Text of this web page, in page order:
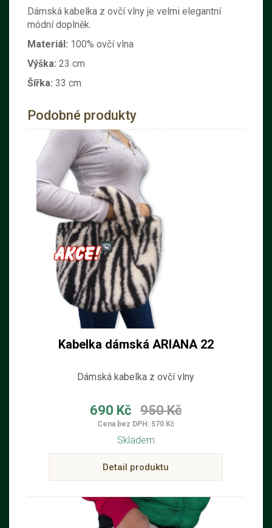
Dámská kabelka z ovčí vlny je velmi elegantní
módní doplněk.
Materiál: 100% ovčí vlna
Výška: 23 cm
Šířka: 33 cm
Podobné produkty
Kabelka dámská ARIANA 22
Dámská kabelka z ovčí vlny
690 Kč 950 Kč
Cena bez DPH: 570 Kč
Skladem
Detail produktu